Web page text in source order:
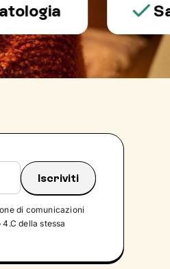
Salute
di comunicazioni
della stessa